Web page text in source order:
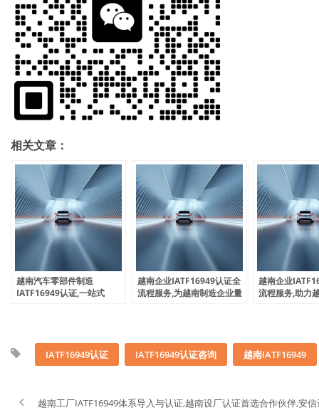
相关文章：
越南汽车零部件制造
IATF16949认证,一站式
越南企业IATF16949认证全
流程服务,为越南制造企业量
越南企业
流程服务,助力
IATF16949认证 IATF16949认证咨询 越南IATF16949
越南工厂IATF16949体系导入与认证,越南设厂认证首选合作伙伴,安